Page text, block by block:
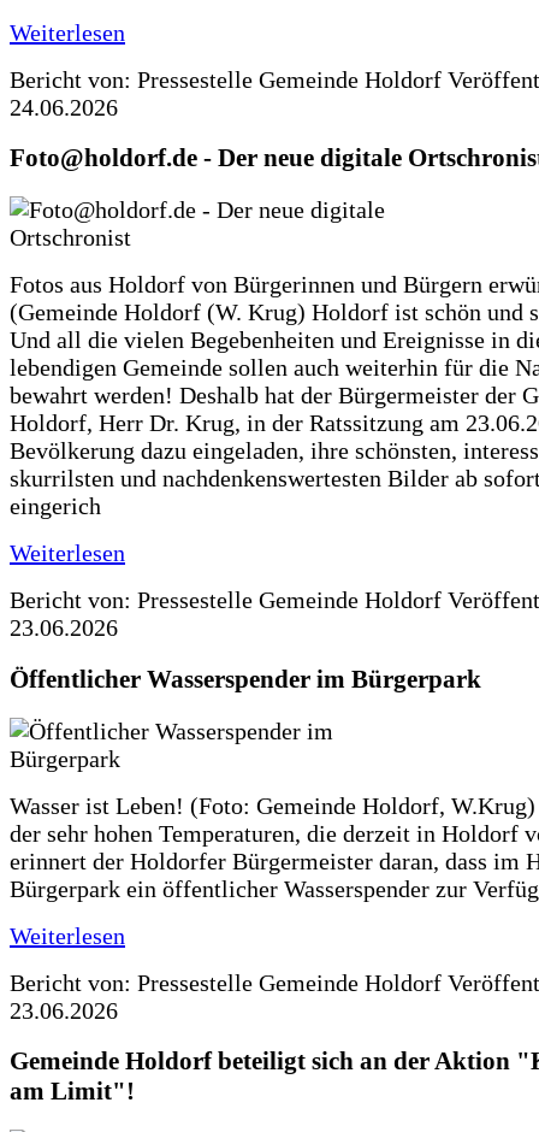
Weiterlesen
Bericht von: Pressestelle Gemeinde Holdorf
24.06.2026
Foto@holdorf.de - Der neue digitale
Fotos aus Holdorf von Bürgerinnen und Bürgern
(Gemeinde Holdorf (W. Krug) Holdorf ist schön und
Und all die vielen Begebenheiten und Ereignisse in
lebendigen Gemeinde sollen auch weiterhin für die
bewahrt werden! Deshalb hat der Bürgermeister der
Holdorf, Herr Dr. Krug, in der Ratssitzung am
Bevölkerung dazu eingeladen, ihre schönsten,
skurrilsten und nachdenkenswertesten Bilder ab
eingerich
Weiterlesen
Bericht von: Pressestelle Gemeinde Holdorf
23.06.2026
Öffentlicher Wasserspender im Bürgerpark
Wasser ist Leben! (Foto: Gemeinde Holdorf,
der sehr hohen Temperaturen, die derzeit in Holdorf
erinnert der Holdorfer Bürgermeister daran, dass im
Bürgerpark ein öffentlicher Wasserspender zur
Weiterlesen
Bericht von: Pressestelle Gemeinde Holdorf
23.06.2026
Gemeinde Holdorf beteiligt sich an der Aktion
am Limit"!